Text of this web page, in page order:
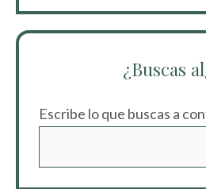
¿Buscas
Escribe lo que buscas a